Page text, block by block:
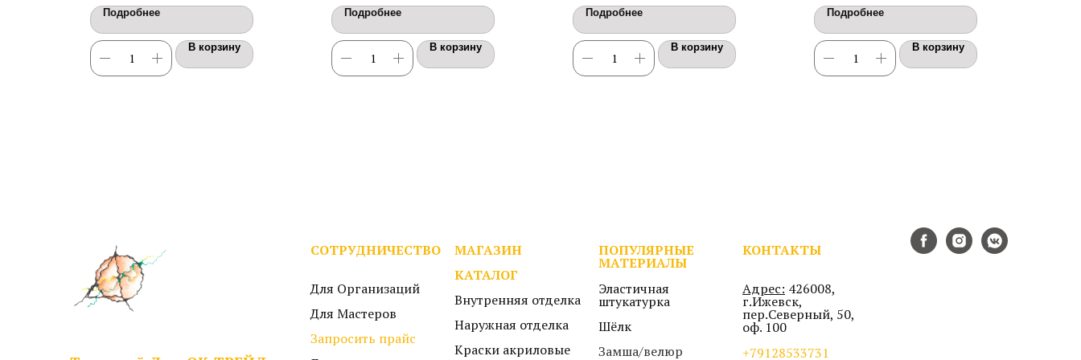
Подробнее
В корзину
Матовая.
Подробнее
В корзину
Подробнее
В корзину
Подробнее
В корзину
СОТРУДНИЧЕСТВО
Для Организаций
Для Мастеров
Запросить прайс
МАГАЗИН
КАТАЛОГ
Внутренняя отделка
Наружная отделка
Краски акриловые
ПОПУЛЯРНЫЕ
МАТЕРИАЛЫ
Эластичная
штукатурка
Шёлк
Замша/велюр
КОНТАКТЫ
Адрес: 426008,
г.Ижевск,
пер.Северный, 50,
оф. 100
+79128533731